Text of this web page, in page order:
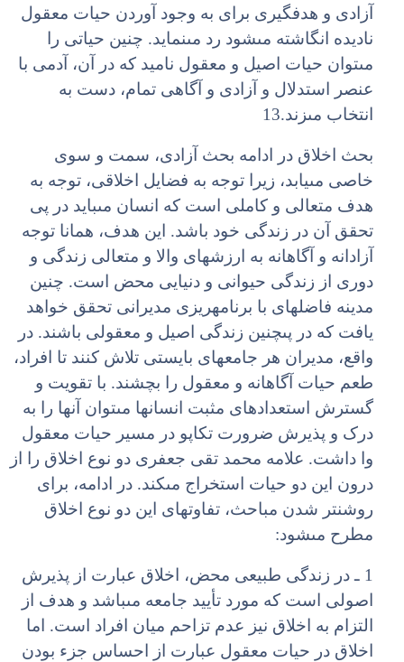
آزادى و هدف‏گیرى براى به وجود آوردن حیات معقول
نادیده انگاشته مى‏شود رد مى‏نماید. چنین حیاتى را
مى‏توان حیات اصیل و معقول نامید که در آن، آدمى با
عنصر استدلال و آزادى و آگاهى تمام، دست به
انتخاب مى‏زند.13
بحث اخلاق در ادامه بحث آزادى، سمت و سوى
خاصى مى‏یابد، زیرا توجه به فضایل اخلاقى، توجه به
هدف متعالى و کاملى است که انسان مى‏باید در پى
تحقق آن در زندگى خود باشد. این هدف، همانا توجه
آزادانه و آگاهانه به ارزش‏هاى والا و متعالى زندگى و
دورى از زندگى حیوانى و دنیایى محض است. چنین
مدینه فاضله‏اى با برنامه‏ریزى مدیرانى تحقق خواهد
یافت که در پى‏چنین زندگى اصیل و معقولى باشند. در
واقع، مدیران هر جامعه‏اى بایستى تلاش کنند تا افراد،
طعم حیات آگاهانه و معقول را بچشند. با تقویت و
گسترش استعدادهاى مثبت انسان‏ها مى‏توان آنها را به
درک و پذیرش ضرورت تکاپو در مسیر حیات معقول
وا داشت. علامه محمد تقى جعفرى دو نوع اخلاق را از
درون این دو حیات استخراج مى‏کند. در ادامه، براى
روشن‏تر شدن مباحث، تفاوت‏هاى این دو نوع اخلاق
مطرح مى‏شود:
1 ـ در زندگى طبیعى محض، اخلاق عبارت از پذیرش
اصولى است که مورد تأیید جامعه مى‏باشد و هدف از
التزام به اخلاق نیز عدم تزاحم میان افراد است. اما
اخلاق در حیات معقول عبارت از احساس جزء بودن